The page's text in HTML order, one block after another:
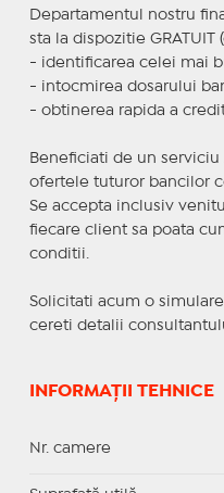
Departamentul nostru
sta la dispozitie GRATUIT
- identificarea celei mai
- intocmirea dosarului
- obtinerea rapida a
Beneficiati de un serviciu
ofertele tuturor bancilor
Se accepta inclusiv
fiecare client sa poata
conditii.
Solicitati acum o
cereti detalii
INFORMAȚII TEHNICE
Nr. camere